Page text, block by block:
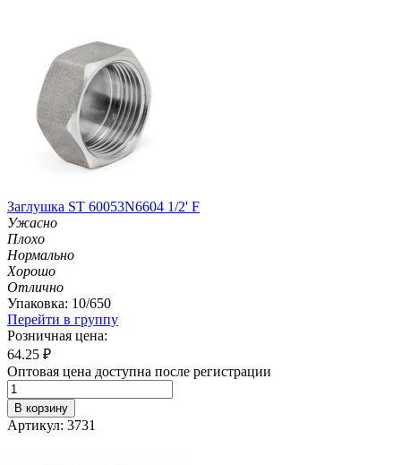
Заглушка ST 60053N6604 1/2' F
Ужасно
Плохо
Нормально
Хорошо
Отлично
Упаковка: 10/650
Перейти в группу
Розничная цена:
64.25 ₽
Оптовая цена доступна после регистрации
В корзину
Артикул: 3731